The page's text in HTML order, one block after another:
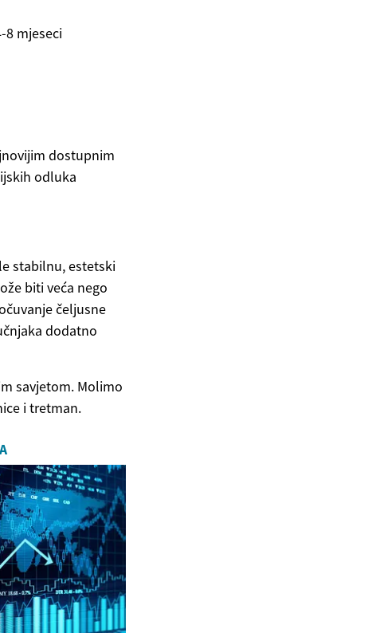
8 mjeseci
dostupnim
odluka
stabilnu, estetski
biti veća nego
čeljusne
dodatno
savjetom. Molimo
i tretman.